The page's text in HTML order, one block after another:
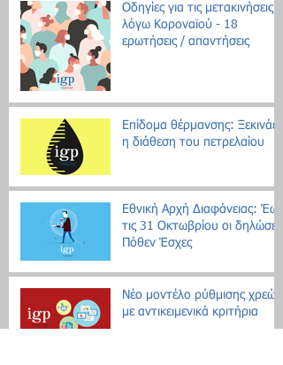
Οδηγίες για τις μετακινήσεις
λόγω Κοροναϊού - 18
ερωτήσεις / απαντήσεις
Επίδομα θέρμανσης: Ξεκινάει
η διάθεση του πετρελαίου
Εθνική Αρχή Διαφάνειας: Έως
τις 31 Οκτωβρίου οι δηλώσεις
Πόθεν Έσχες
Νέο μοντέλο ρύθμισης χρεών
με αντικειμενικά κριτήρια